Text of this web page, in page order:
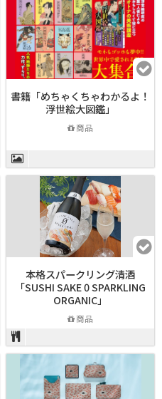
書籍「めちゃくちゃわかるよ！
浮世絵大図鑑」
商品
本格スパークリング清酒
「SUSHI SAKE 0 SPARKLING
ORGANIC」
商品